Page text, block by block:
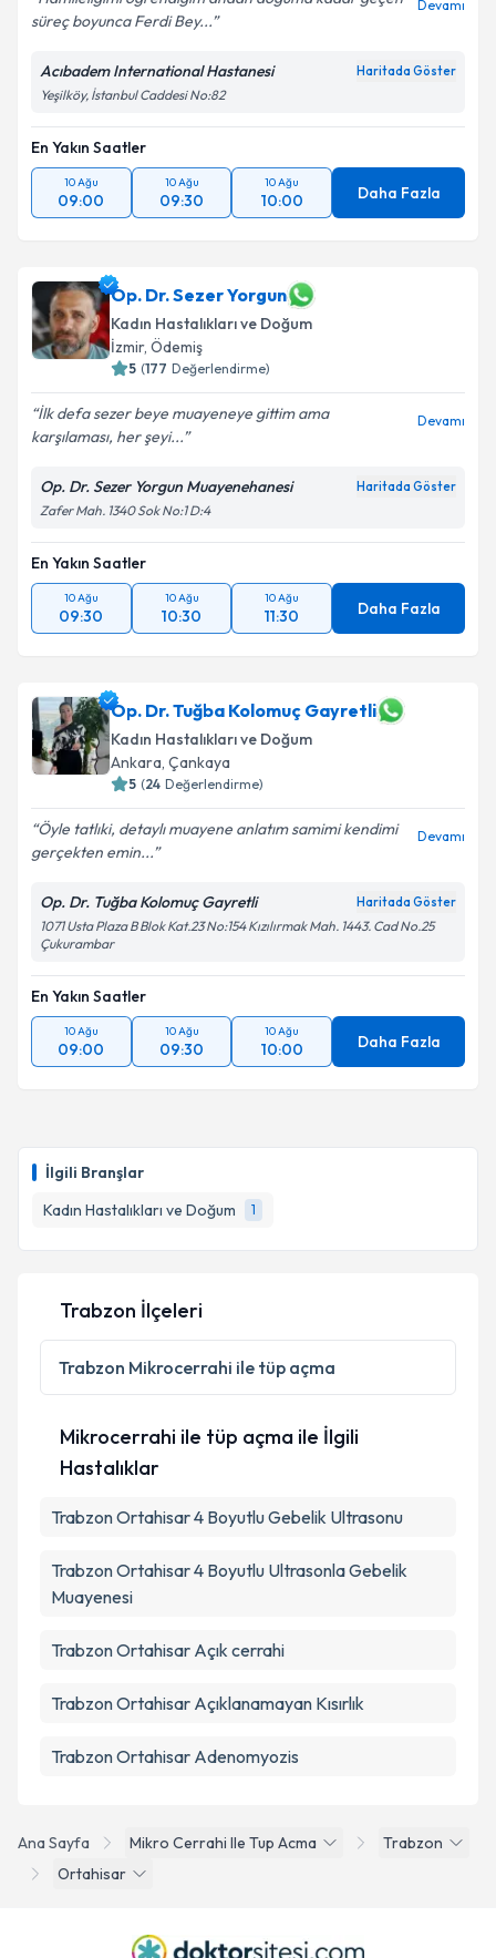
İlgili Branşlar
Kadın Hastalıkları ve Doğum
1
süreç boyunca Ferdi Bey...
Devamı
Acıbadem International Hastanesi Haritada Göster
Yeşilköy, İstanbul Caddesi No:82
En Yakın Saatler
10 Ağu
09:00
10 Ağu
09:30
10 Ağu
10:00 Daha Fazla
Op. Dr. Sezer Yorgun
Kadın Hastalıkları ve Doğum
İzmir, Ödemiş
5 (177 Değerlendirme)
İlk defa sezer beye muayeneye gittim ama
karşılaması, her şeyi...
Devamı
Op. Dr. Sezer Yorgun Muayenehanesi Haritada Göster
Zafer Mah. 1340 Sok No:1 D:4
En Yakın Saatler
10 Ağu
09:30
10 Ağu
10:30
10 Ağu
11:30 Daha Fazla
Op. Dr. Tuğba Kolomuç Gayretli
Kadın Hastalıkları ve Doğum
Ankara, Çankaya
5 (24 Değerlendirme)
Öyle tatlıki, detaylı muayene anlatım samimi kendimi
gerçekten emin...
Devamı
Op. Dr. Tuğba Kolomuç Gayretli Haritada Göster
1071 Usta Plaza B Blok Kat.23 No:154 Kızılırmak Mah. 1443. Cad No.25
Çukurambar
En Yakın Saatler
10 Ağu
09:00
10 Ağu
09:30
10 Ağu
10:00 Daha Fazla
Ana Sayfa Mikro Cerrahi Ile Tup Acma
Trabzon
Ortahisar
Trabzon İlçeleri
Trabzon Mikrocerrahi ile tüp açma
Mikrocerrahi ile tüp açma ile İlgili
Hastalıklar
Trabzon Ortahisar 4 Boyutlu Gebelik Ultrasonu
Trabzon Ortahisar 4 Boyutlu Ultrasonla Gebelik
Muayenesi
Trabzon Ortahisar Açık cerrahi
Trabzon Ortahisar Açıklanamayan Kısırlık
Trabzon Ortahisar Adenomyozis